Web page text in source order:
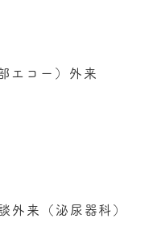
エコー）外来
外来（泌尿器科）